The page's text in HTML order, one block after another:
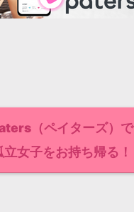
（ペイターズ）で
立女子をお持ち帰る！